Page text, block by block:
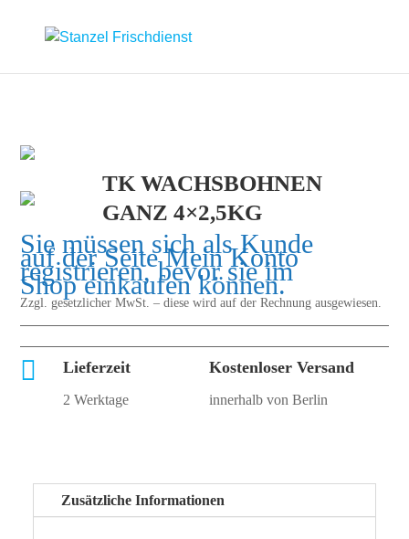
TK WACHSBOHNEN
GANZ 4×2,5KG
Sie müssen sich als Kunde
auf der SeiteMein Konto
registrieren, bevor sie im
Shop einkaufen können.
Zzgl. gesetzlicher MwSt. – diese wird auf der Rechnung ausgewiesen.
 Lieferzeit
2 Werktage
Kostenloser Versand
innerhalb von Berlin
Zusätzliche Informationen